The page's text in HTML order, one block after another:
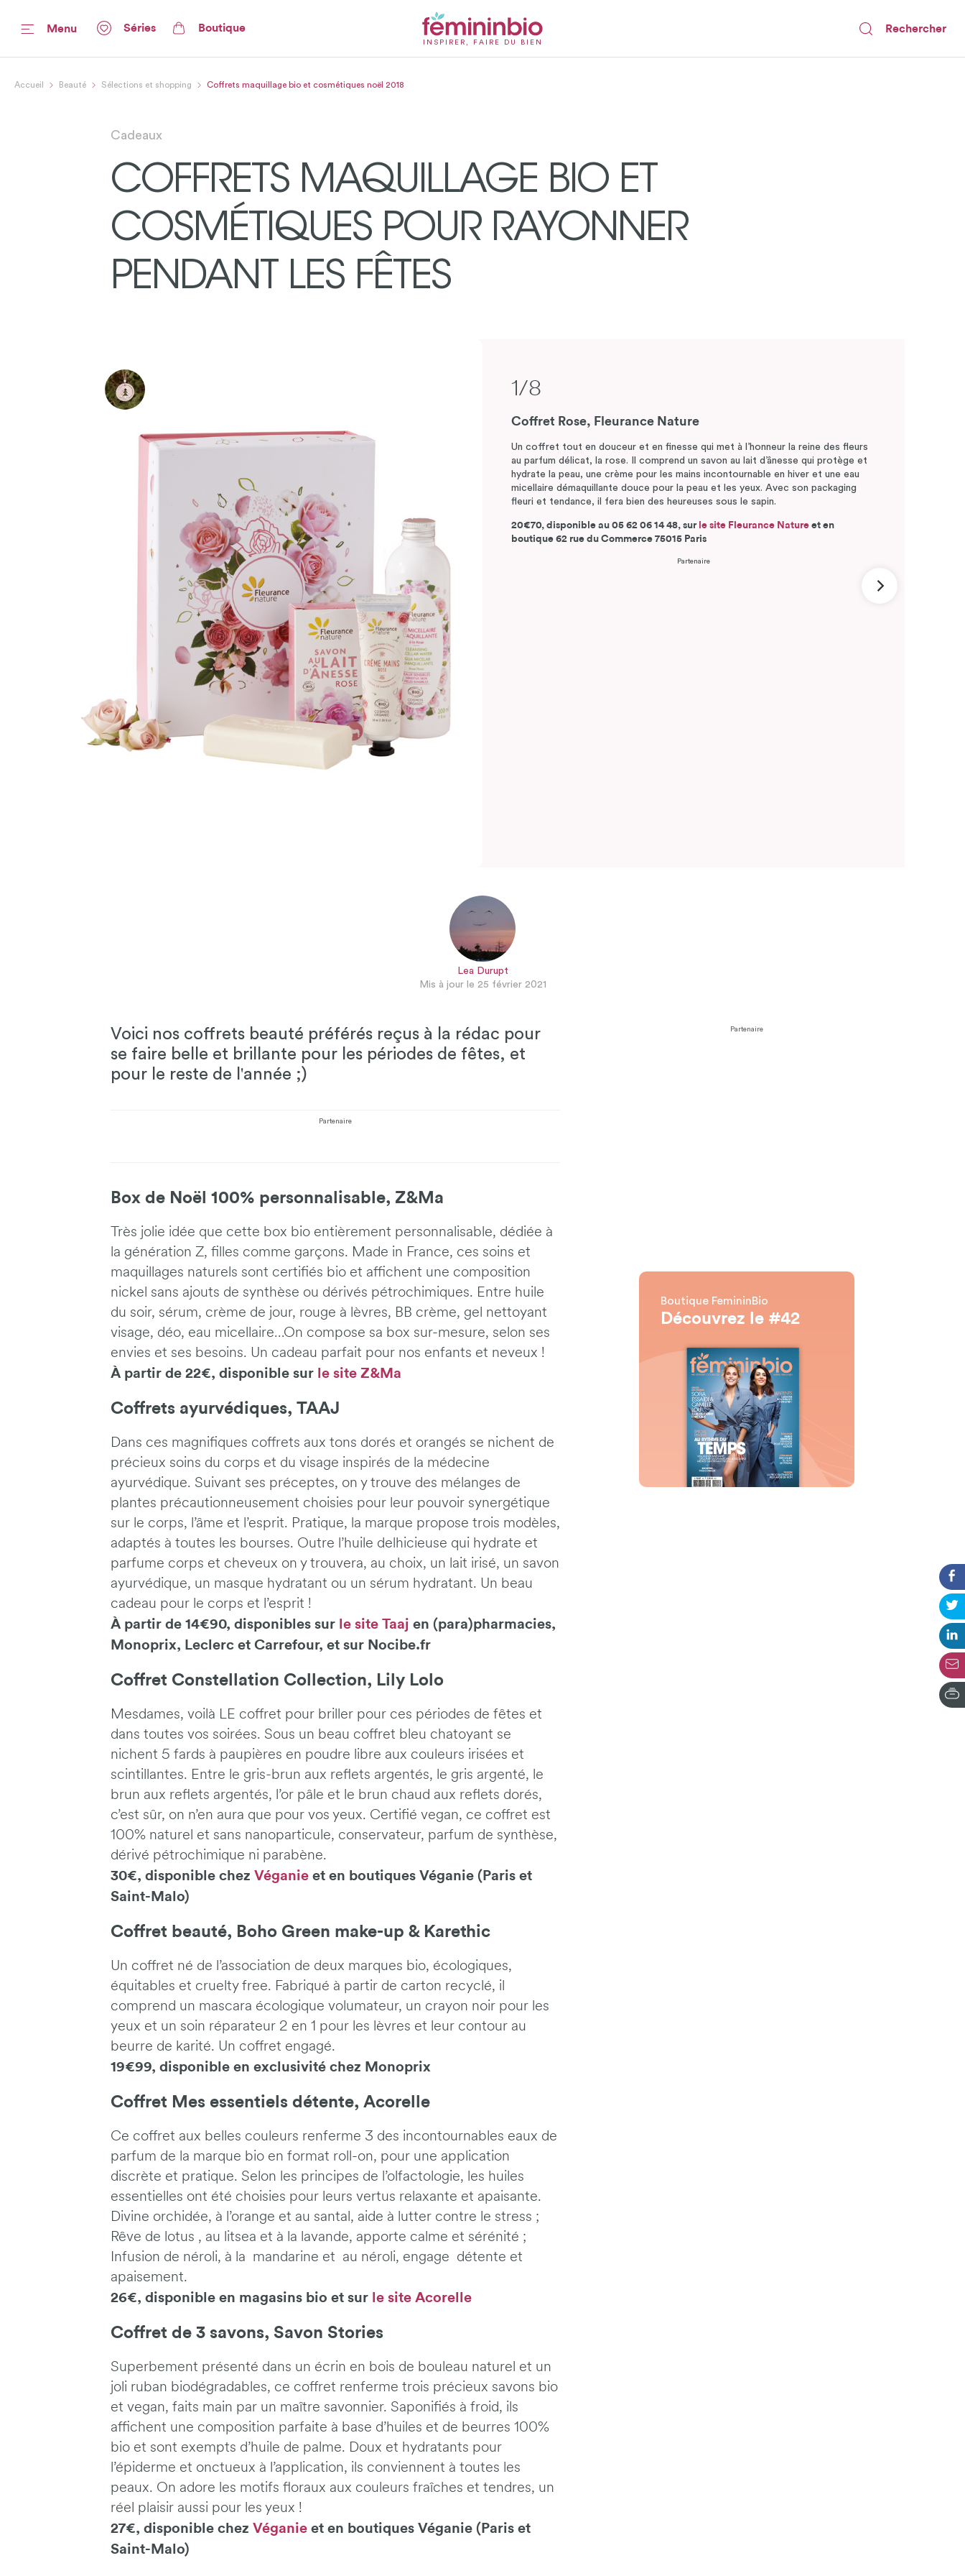
Menu Séries Boutique
INSPIRER, FAIRE DU BIEN
Rechercher
Accueil Beauté Sélections et shopping Coffrets maquillage bio et cosmétiques noël 2018
Cadeaux
COFFRETS MAQUILLAGE BIO ET
COSMÉTIQUES POUR RAYONNER
PENDANT LES FÊTES
1/8
Coffret Rose, Fleurance Nature
Un coffret tout en douceur et en finesse qui met à l’honneur la reine des fleurs
au parfum délicat, la rose. Il comprend un savon au lait d’ânesse qui protège et
hydrate la peau, une crème pour les mains incontournable en hiver et une eau
micellaire démaquillante douce pour la peau et les yeux. Avec son packaging
fleuri et tendance, il fera bien des heureuses sous le sapin.
20€70, disponible au 05 62 06 14 48, sur le site Fleurance Nature et en
boutique 62 rue du Commerce 75015 Paris
Partenaire
Lea Durupt
Mis à jour le 25 février 2021
Partenaire
Boutique FemininBio
Découvrez le #42
Voici nos coffrets beauté préférés reçus à la rédac pour
se faire belle et brillante pour les périodes de fêtes, et
pour le reste de l'année ;)
Partenaire
Box de Noël 100% personnalisable, Z&Ma
Très jolie idée que cette box bio entièrement personnalisable, dédiée à
la génération Z, filles comme garçons. Made in France, ces soins et
maquillages naturels sont certifiés bio et affichent une composition
nickel sans ajouts de synthèse ou dérivés pétrochimiques. Entre huile
du soir, sérum, crème de jour, rouge à lèvres, BB crème, gel nettoyant
visage, déo, eau micellaire…On compose sa box sur-mesure, selon ses
envies et ses besoins. Un cadeau parfait pour nos enfants et neveux !
À partir de 22€, disponible sur le site Z&Ma
Coffrets ayurvédiques, TAAJ
Dans ces magnifiques coffrets aux tons dorés et orangés se nichent de
précieux soins du corps et du visage inspirés de la médecine
ayurvédique. Suivant ses préceptes, on y trouve des mélanges de
plantes précautionneusement choisies pour leur pouvoir synergétique
sur le corps, l’âme et l’esprit. Pratique, la marque propose trois modèles,
adaptés à toutes les bourses. Outre l’huile delhicieuse qui hydrate et
parfume corps et cheveux on y trouvera, au choix, un lait irisé, un savon
ayurvédique, un masque hydratant ou un sérum hydratant. Un beau
cadeau pour le corps et l’esprit !
À partir de 14€90, disponibles sur le site Taaj en (para)pharmacies,
Monoprix, Leclerc et Carrefour, et sur Nocibe.fr
Coffret Constellation Collection, Lily Lolo
Mesdames, voilà LE coffret pour briller pour ces périodes de fêtes et
dans toutes vos soirées. Sous un beau coffret bleu chatoyant se
nichent 5 fards à paupières en poudre libre aux couleurs irisées et
scintillantes. Entre le gris-brun aux reflets argentés, le gris argenté, le
brun aux reflets argentés, l’or pâle et le brun chaud aux reflets dorés,
c’est sûr, on n’en aura que pour vos yeux. Certifié vegan, ce coffret est
100% naturel et sans nanoparticule, conservateur, parfum de synthèse,
dérivé pétrochimique ni parabène.
30€, disponible chez Véganie et en boutiques Véganie (Paris et
Saint-Malo)
Coffret beauté, Boho Green make-up & Karethic
Un coffret né de l’association de deux marques bio, écologiques,
équitables et cruelty free. Fabriqué à partir de carton recyclé, il
comprend un mascara écologique volumateur, un crayon noir pour les
yeux et un soin réparateur 2 en 1 pour les lèvres et leur contour au
beurre de karité. Un coffret engagé.
19€99, disponible en exclusivité chez Monoprix
Coffret Mes essentiels détente, Acorelle
Ce coffret aux belles couleurs renferme 3 des incontournables eaux de
parfum de la marque bio en format roll-on, pour une application
discrète et pratique. Selon les principes de l’olfactologie, les huiles
essentielles ont été choisies pour leurs vertus relaxante et apaisante.
Divine orchidée, à l’orange et au santal, aide à lutter contre le stress ;
Rêve de lotus , au litsea et à la lavande, apporte calme et sérénité ;
Infusion de néroli, à la mandarine et au néroli, engage détente et
apaisement.
26€, disponible en magasins bio et sur le site Acorelle
Coffret de 3 savons, Savon Stories
Superbement présenté dans un écrin en bois de bouleau naturel et un
joli ruban biodégradables, ce coffret renferme trois précieux savons bio
et vegan, faits main par un maître savonnier. Saponifiés à froid, ils
affichent une composition parfaite à base d’huiles et de beurres 100%
bio et sont exempts d’huile de palme. Doux et hydratants pour
l’épiderme et onctueux à l’application, ils conviennent à toutes les
peaux. On adore les motifs floraux aux couleurs fraîches et tendres, un
réel plaisir aussi pour les yeux !
27€, disponible chez Véganie et en boutiques Véganie (Paris et
Saint-Malo)